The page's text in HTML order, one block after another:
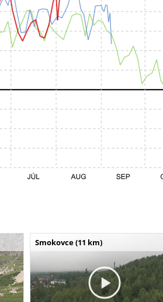
Smokovce (11 km)